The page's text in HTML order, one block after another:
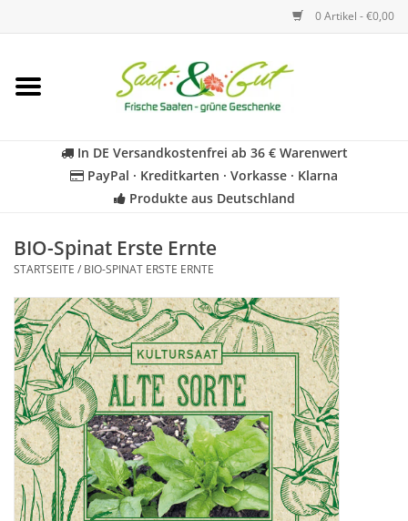
0 Artikel - €0,00
Startseite
Kräuter
Für Kinder
Geschenkideen
Katalog
In DE Versandkostenfrei ab 36 € Warenwert
PayPal · Kreditkarten · Vorkasse · Klarna
Produkte aus Deutschland
BIO-Spinat Erste Ernte
STARTSEITE / BIO-SPINAT ERSTE ERNTE